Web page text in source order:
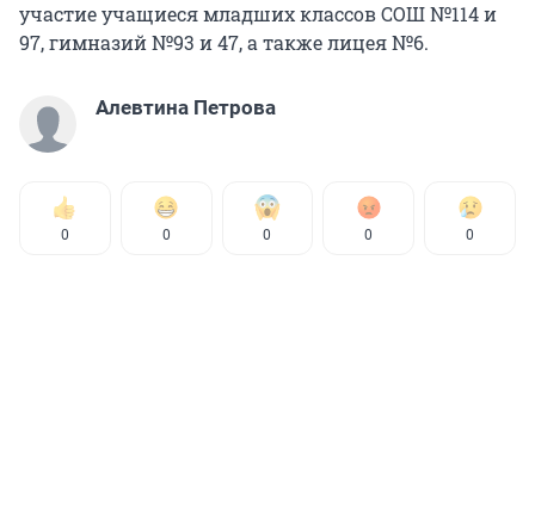
участие учащиеся младших классов СОШ №114 и
97, гимназий №93 и 47, а также лицея №6.
Алевтина Петрова
0 0 0 0 0